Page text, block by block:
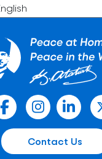
Contact Us